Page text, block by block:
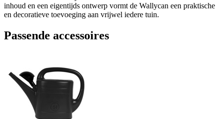
inhoud en een eigentijds ontwerp vormt de Wallycan een praktische
en decoratieve toevoeging aan vrijwel iedere tuin.
Passende accessoires